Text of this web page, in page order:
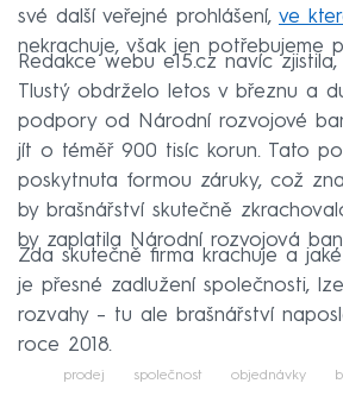
své další veřejné prohlášení, ve
nekrachuje, však jen potřebujeme
Redakce webu e15.cz navíc
Tlustý obdrželo letos v březnu a
podpory od Národní rozvojové
jít o téměř 900 tisíc korun. Tato
poskytnuta formou záruky, což
by brašnářství skutečně
by zaplatila Národní rozvojová
Zda skutečně firma krachuje a jaké
je přesné zadlužení společnosti,
rozvahy – tu ale brašnářství
roce 2018.
prodej společnost objednávky